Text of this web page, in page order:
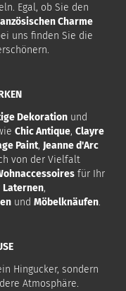
Egal, ob Sie den
Charme
uns finden Sie die
Dekoration und
Chic Antique, Clayre
Paint, Jeanne d'Arc
von der Vielfalt
für Ihr
Laternen,
und Möbelknäufen.
Hingucker, sondern
Atmosphäre.